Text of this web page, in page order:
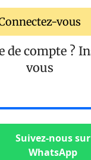
vous
de compte ?
vous
Suivez-nous sur
WhatsApp